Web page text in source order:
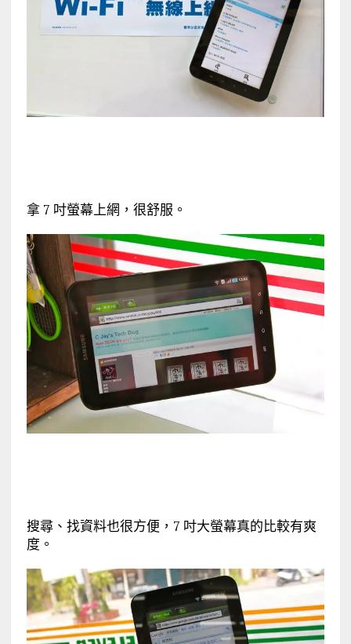
拿 7 吋螢幕上網，很舒服。
搜尋、找資料也很方便，7 吋大螢幕真的比較有爽
度。